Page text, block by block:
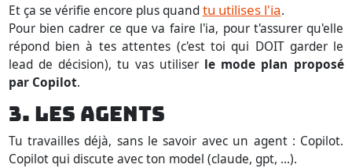
Et ça se vérifie encore plus quandtu utilises l'ia.
Pour bien cadrer ce que va faire l'ia, pour t'assurer qu'elle
répond bien à tes attentes (c'est toi qui DOIT garder le
lead de décision), tu vas utiliser le mode plan proposé
par Copilot.
3. LES AGENTS
Tu travailles déjà, sans le savoir avec un agent : Copilot.
Copilot qui discute avec ton model (claude, gpt, ...).